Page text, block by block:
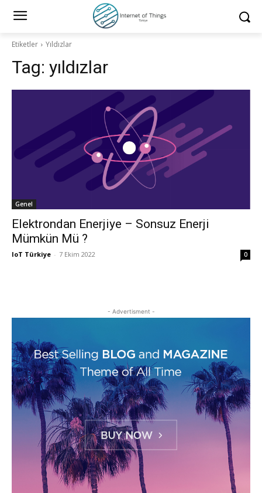
Etiketler Yıldızlar
Tag: yıldızlar
Genel
Elektrondan Enerjiye – Sonsuz Enerji
Mümkün Mü ?
IoT Türkiye - 7 Ekim 2022 0
- Advertisment -